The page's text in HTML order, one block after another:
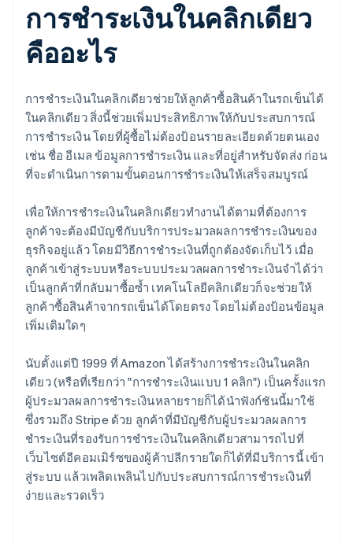
การชำระเงินในคลิกเดียว
คืออะไร
การชำระเงินในคลิกเดียวช่วยให้ลูกค้าซื้อสินค้าในรถเข็นได้
ในคลิกเดียว สิ่งนี้ช่วยเพิ่มประสิทธิภาพให้กับประสบการณ์
การชำระเงิน โดยที่ผู้ซื้อไม่ต้องป้อนรายละเอียดด้วยตนเอง
เช่น ชื่อ อีเมล ข้อมูลการชำระเงิน และที่อยู่สำหรับจัดส่ง ก่อน
ที่จะดำเนินการตามขั้นตอนการชำระเงินให้เสร็จสมบูรณ์
เพื่อให้การชำระเงินในคลิกเดียวทำงานได้ตามที่ต้องการ
ลูกค้าจะต้องมีบัญชีกับบริการประมวลผลการชำระเงินของ
ธุรกิจอยู่แล้ว โดยมีวิธีการชำระเงินที่ถูกต้องจัดเก็บไว้ เมื่อ
ลูกค้าเข้าสู่ระบบหรือระบบประมวลผลการชำระเงินจำได้ว่า
เป็นลูกค้าที่กลับมาซื้อซ้ำ เทคโนโลยีคลิกเดียวก็จะช่วยให้
ลูกค้าซื้อสินค้าจากรถเข็นได้โดยตรง โดยไม่ต้องป้อนข้อมูล
เพิ่มเติมใดๆ
นับตั้งแต่ปี 1999 ที่ Amazon ได้สร้างการชำระเงินในคลิก
เดียว (หรือที่เรียกว่า "การชำระเงินแบบ 1 คลิก") เป็นครั้งแรก
ผู้ประมวลผลการชำระเงินหลายรายก็ได้นำฟังก์ชันนี้มาใช้
ซึ่งรวมถึง Stripe ด้วย ลูกค้าที่มีบัญชีกับผู้ประมวลผลการ
ชำระเงินที่รองรับการชำระเงินในคลิกเดียวสามารถไปที่
เว็บไซต์อีคอมเมิร์ซของผู้ค้าปลีกรายใดก็ได้ที่มีบริการนี้ เข้า
สู่ระบบ แล้วเพลิดเพลินไปกับประสบการณ์การชำระเงินที่
ง่ายและรวดเร็ว